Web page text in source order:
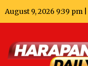
August 9, 2026 9:39 pm |